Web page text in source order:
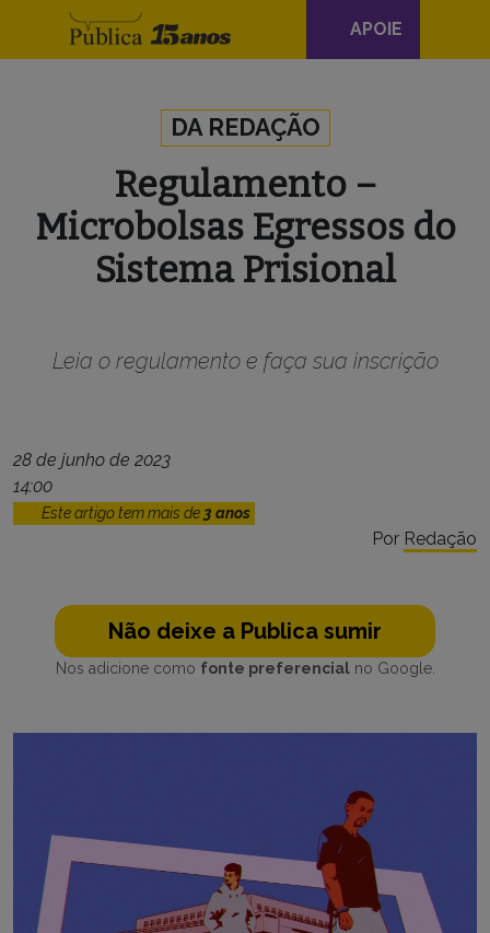
Navegação
principal
APOIE
DA REDAÇÃO
Regulamento –
Microbolsas Egressos do
Sistema Prisional
Leia o regulamento e faça sua inscrição
28 de junho de 2023
14:00
Este artigo tem mais de 3 anos
Por Redação
Não deixe a Publica sumir
Nos adicione como fonte preferencialno Google.